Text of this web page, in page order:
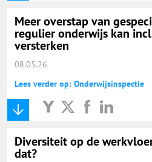
Meer overstap van
regulier onderwijs kan
versterken
08.05.26
Lees verder op: Onderwijsinspectie
Diversiteit op de
dat?